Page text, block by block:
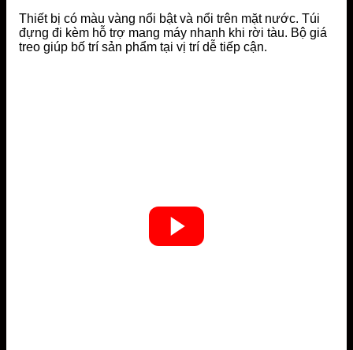
Thiết bị có màu vàng nổi bật và nổi trên mặt nước. Túi
đựng đi kèm hỗ trợ mang máy nhanh khi rời tàu. Bộ giá
treo giúp bố trí sản phẩm tại vị trí dễ tiếp cận.